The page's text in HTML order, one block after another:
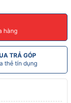
hàng
TRẢ GÓP
thẻ tín dụng